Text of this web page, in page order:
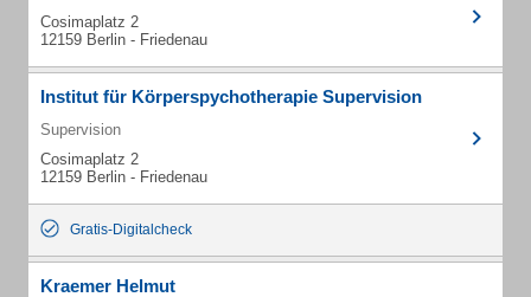
Cosimaplatz 2
12159 Berlin - Friedenau
Institut für Körperspychotherapie Supervision
Supervision
Cosimaplatz 2
12159 Berlin - Friedenau
Gratis-Digitalcheck
Kraemer Helmut